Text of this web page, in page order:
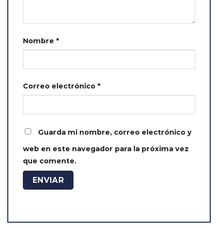
Nombre *
Correo electrónico *
Guarda mi nombre, correo electrónico y
web en este navegador para la próxima vez
que comente.